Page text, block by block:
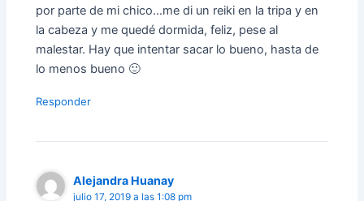
por parte de mi chico…me di un reiki en la tripa y en
la cabeza y me quedé dormida, feliz, pese al
malestar. Hay que intentar sacar lo bueno, hasta de
lo menos bueno 🙂
Responder
Alejandra Huanay
julio 17, 2019 a las 1:08 pm